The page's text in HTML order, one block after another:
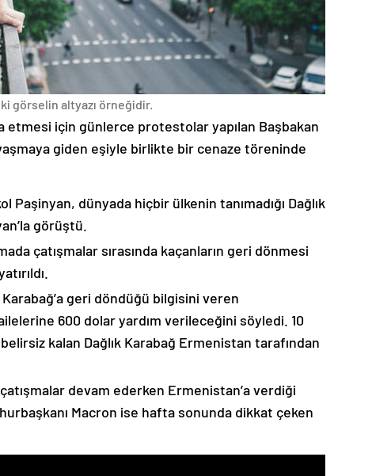
ki görselin altyazı örneğidir.
etmesi için günlerce protestolar yapılan Başbakan
giden eşiyle birlikte bir cenaze töreninde
Paşinyan, dünyada hiçbir ülkenin tanımadığı Dağlık
görüştü.
çatışmalar sırasında kaçanların geri dönmesi
geri döndüğü bilgisini veren
600 dolar yardım verileceğini söyledi. 10
kalan Dağlık Karabağ Ermenistan tarafından
devam ederken Ermenistan’a verdiği
Macron ise hafta sonunda dikkat çeken